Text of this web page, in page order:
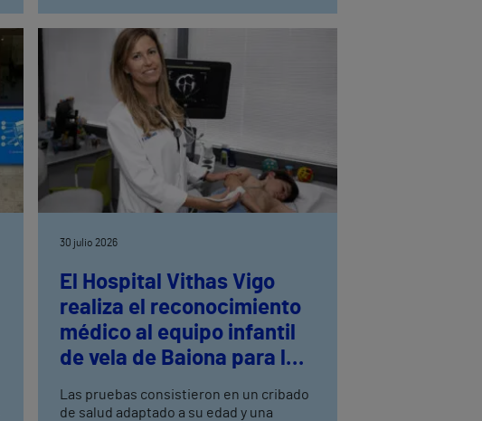
30 julio 2026
El Hospital Vithas Vigo
realiza el reconocimiento
médico al equipo infantil
de vela de Baiona para la
rendimiento
Las pruebas consistieron en un cribado
de salud adaptado a su edad y una